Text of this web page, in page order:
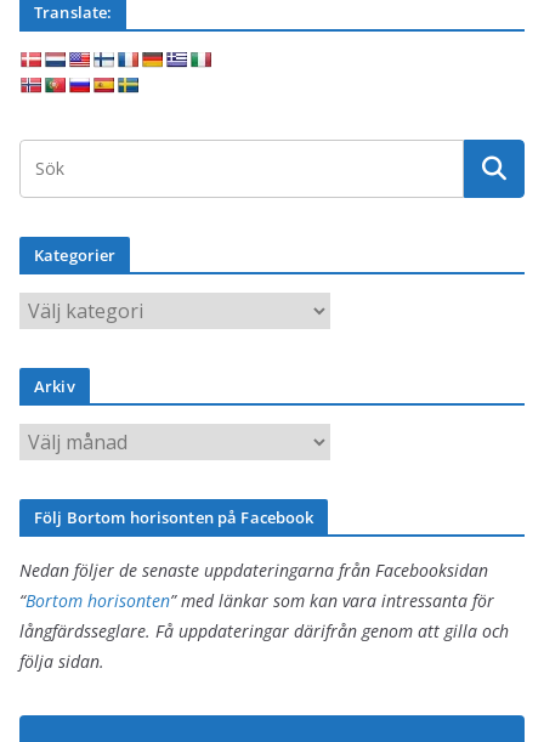
Translate:
Kategorier
K
t
g
o
r
Arkiv
A
k
v
Följ Bortom horisonten på Facebook
Nedan följer de senaste uppdateringarna från Facebooksidan
“Bortom horisonten” med länkar som kan vara intressanta för
långfärdsseglare. Få uppdateringar därifrån genom att gilla och
följa sidan.